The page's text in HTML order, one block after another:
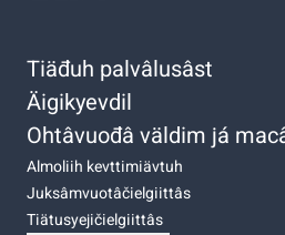
Tiäđuh palvâlusâst
Äigikyevdil
Ohtâvuođâ väldim já
Almoliih kevttimiävtuh
Juksâmvuotâčielgiittâs
Tiätusyejičielgiittâs